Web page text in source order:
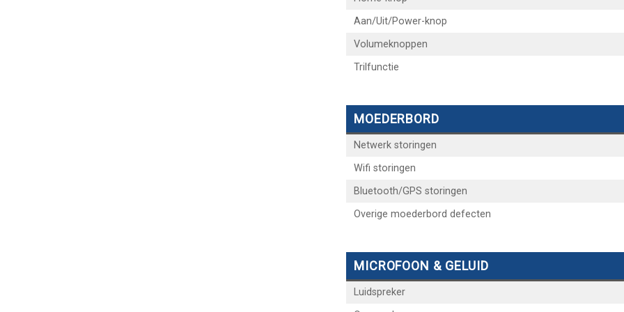
Aan/Uit/Power-knop
Volumeknoppen
Trilfunctie
MOEDERBORD
Netwerk storingen
Wifi storingen
Bluetooth/GPS storingen
Overige moederbord defecten
MICROFOON & GELUID
Luidspreker